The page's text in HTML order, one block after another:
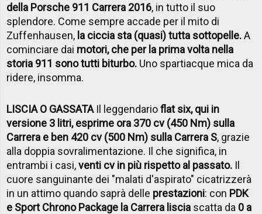
della Porsche 911 Carrera 2016, in tutto il suo
splendore. Come sempre accade per il mito di
Zuffenhausen, la ciccia sta (quasi) tutta sottopelle.A
cominciare dai motori, che per la prima volta nella
storia 911 sono tutti biturbo. Uno spartiacque mica da
ridere, insomma.
LISCIA O GASSATA Il leggendarioflat six, qui in
versione 3 litri, esprime ora 370 cv (450 Nm) sulla
Carrera e ben 420 cv (500 Nm) sulla Carrera S, grazie
alla doppia sovralimentazione. Il che significa, in
entrambi i casi,venti cv in più rispetto al passato. Il
cuore sanguinante dei "malati d'aspirato" cicatrizzerà
in un attimo quando saprà delle prestazioni: con PDK
e Sport Chrono Package la Carrera liscia scatta da 0 a